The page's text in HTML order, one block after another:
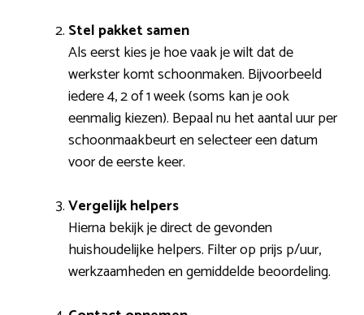
Stel pakket samen
Als eerst kies je hoe vaak je wilt dat de
werkster komt schoonmaken. Bijvoorbeeld
iedere 4, 2 of 1 week (soms kan je ook
eenmalig kiezen). Bepaal nu het aantal uur per
schoonmaakbeurt en selecteer een datum
voor de eerste keer.
Vergelijk helpers
Hierna bekijk je direct de gevonden
huishoudelijke helpers. Filter op prijs p/uur,
werkzaamheden en gemiddelde beoordeling.